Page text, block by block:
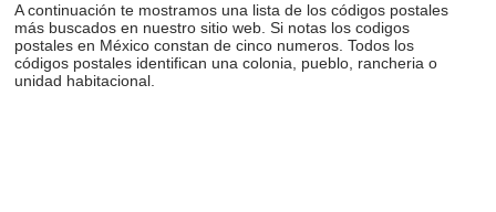
A continuación te mostramos una lista de los códigos postales
más buscados en nuestro sitio web. Si notas los codigos
postales en México constan de cinco numeros. Todos los
códigos postales identifican una colonia, pueblo, rancheria o
unidad habitacional.